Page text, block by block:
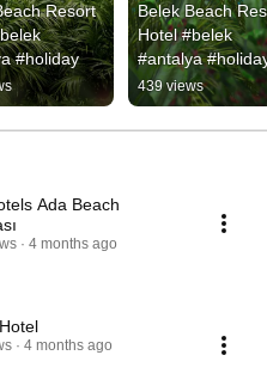
Resort
#holiday
Belek Beach
Hotel #belek
#antalya
439 views
Ada Beach
4 months ago
4 months ago